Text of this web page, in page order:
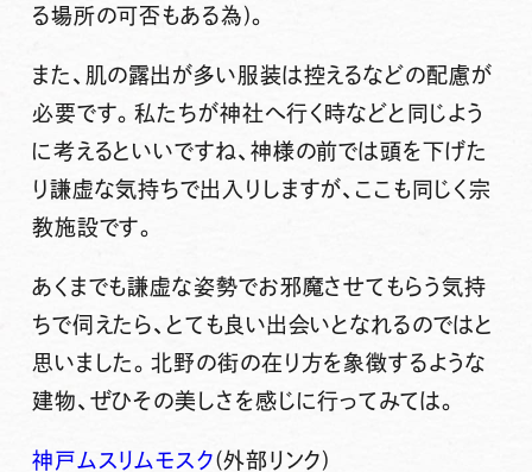
る場所の可否もある為)。
また、肌の露出が多い服装は控えるなどの配慮が
必要です。私たちが神社へ行く時などと同じよう
に考えるといいですね、神様の前では頭を下げた
り謙虚な気持ちで出入りしますが、ここも同じく宗
教施設です。
あくまでも謙虚な姿勢でお邪魔させてもらう気持
ちで伺えたら、とても良い出会いとなれるのではと
思いました。北野の街の在り方を象徴するような
建物、ぜひその美しさを感じに行ってみては。
神戸ムスリムモスク(外部リンク)